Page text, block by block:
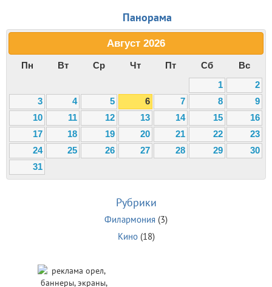
Панорама
Август 2026
Пн Вт Ср Чт Пт Сб
Вс
1
2
3
4 5 6 7 8
9
10
11 12 13 14 15
16
17
18 19 20 21 22
23
24
25 26 27 28 29
30
31
Рубрики
Филармония (3)
Кино(18)